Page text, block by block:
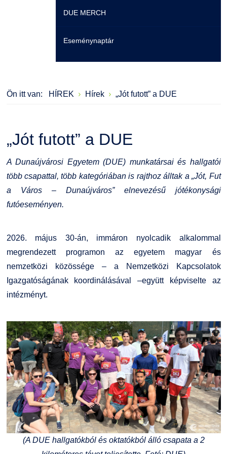
Moodle
Átjelentkezőknek
Karrier
Hallgatókra érvényes szabályzatok
Kiemelt ösztöndíjak
Nemzetközi Lehetőségek
GY.I.K.
DUE Hallgatói laptop használati segédlet
Kerpely Antal Szakkollégium KASZK
Könyvtár
Szakmentori rendszer
Felnőttképzés
Neptun
K+F+I
Átjelentkezőknek
Online Studium
Képzési Életpályamodell
Atomerőművi Képzési Bázis
Családbarát Szolgáltató
Dokumentumok
Érdekvédelmi testületek
Szervezeti felépítés
Szabályzatok
Díjak, elismerések
Minőségirányítás
Együttműködő partnereink
DUE MERCH
Eseménynaptár
Ön itt van: HÍREK Hírek „Jót futott” a DUE
„Jót futott” a DUE
A Dunaújvárosi Egyetem (DUE) munkatársai és hallgatói
több csapattal, több kategóriában is rajthoz álltak a „Jót, Fut
a Város – Dunaújváros” elnevezésű jótékonysági
futóeseményen.
2026. május 30-án, immáron nyolcadik alkalommal
megrendezett programon az egyetem magyar és
nemzetközi közössége – a Nemzetközi Kapcsolatok
Igazgatóságának koordinálásával –együtt képviselte az
intézményt.
(A DUE hallgatókból és oktatókból álló csapata a 2